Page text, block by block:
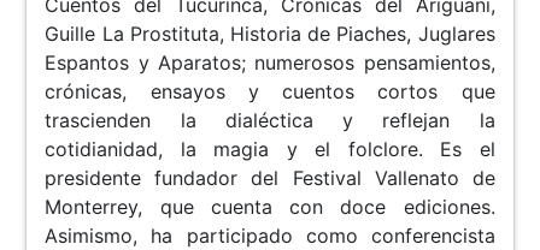
Cuentos del Tucurinca, Crónicas del Ariguani,
Guille La Prostituta, Historia de Piaches, Juglares
Espantos y Aparatos; numerosos pensamientos,
crónicas, ensayos y cuentos cortos que
trascienden la dialéctica y reflejan la
cotidianidad, la magia y el folclore. Es el
presidente fundador del Festival Vallenato de
Monterrey, que cuenta con doce ediciones.
Asimismo, ha participado como conferencista